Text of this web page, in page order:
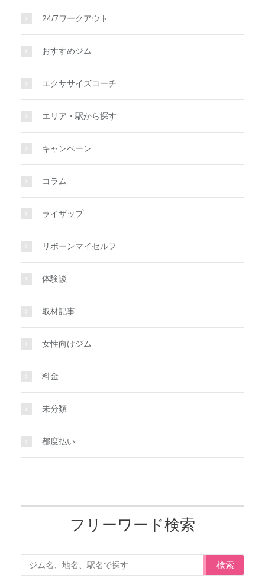
24/7ワークアウト
おすすめジム
エクササイズコーチ
エリア・駅から探す
キャンペーン
コラム
ライザップ
リボーンマイセルフ
体験談
取材記事
女性向けジム
料金
未分類
都度払い
フリーワード検索
検索